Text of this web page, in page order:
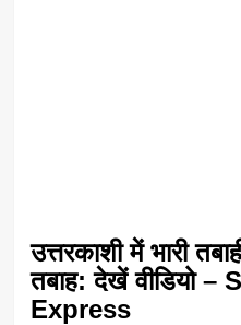
उत्तरकाशी में भारी
तबाह: देखें वीडियो
Express